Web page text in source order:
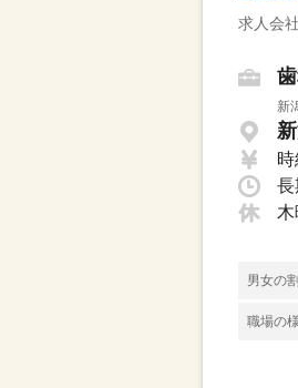
求人会
新
長
男女の
職場の